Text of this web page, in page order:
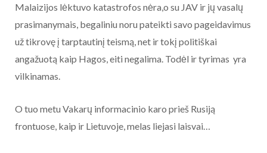
Malaizijos lėktuvo katastrofos nėra,o su JAV ir jų vasalų
prasimanymais, begaliniu noru pateikti savo pageidavimus
už tikrovę į tarptautinį teismą, net ir tokį politiškai
angažuotą kaip Hagos, eiti negalima. Todėl ir tyrimas yra
vilkinamas.
O tuo metu Vakarų informacinio karo prieš Rusiją
frontuose, kaip ir Lietuvoje, melas liejasi laisvai…